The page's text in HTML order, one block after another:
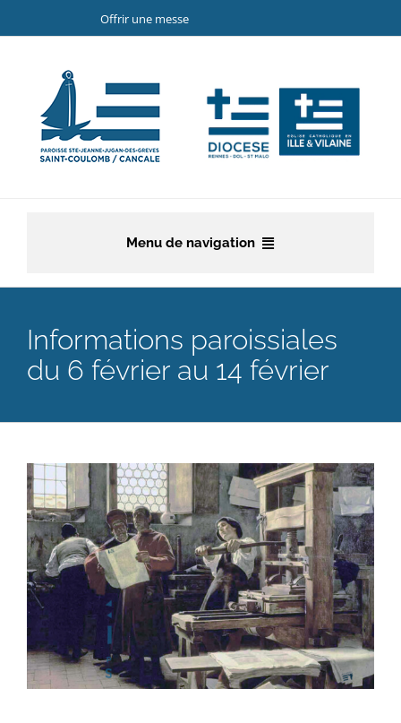
au
Offrir une messe
Menu de navigation
La paroisse
Servir et aimer
Adultes, jeunes et famille
Actualités
Contact
Informations paroissiales
du 6 février au 14 février
Voir
l'image
agrandie